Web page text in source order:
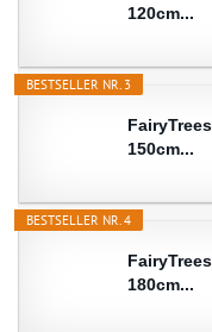
120cm...
BESTSELLER NR. 3
150cm...
BESTSELLER NR. 4
180cm...